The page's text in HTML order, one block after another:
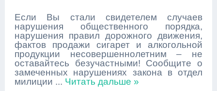
Если Вы стали свидетелем случаев
нарушения общественного порядка,
нарушения правил дорожного движения,
фактов продажи сигарет и алкогольной
продукции несовершеннолетним – не
оставайтесь безучастными! Сообщите о
замеченных нарушениях закона в отдел
милиции ... Читать дальше »